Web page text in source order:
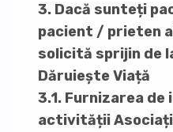
3. Dacă sunteți
pacient / prieten
solicită sprijin de
Dăruiește Viață
3.1. Furnizarea
activității